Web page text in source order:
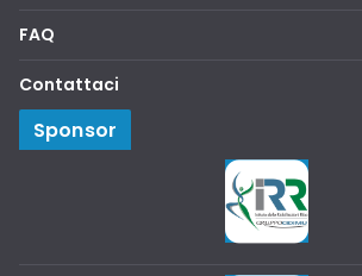
FAQ
Contattaci
Sponsor